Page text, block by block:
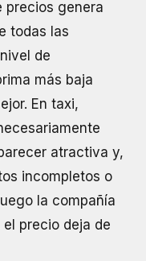
precios genera
todas las
de
más baja
En taxi,
atractiva y,
incompletos o
la compañía
precio deja de